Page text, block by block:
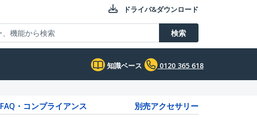
ドライバ&ダウンロード
検索
知識ベース 0120 365 618
FAQ・コンプライアンス 別売アクセサリー